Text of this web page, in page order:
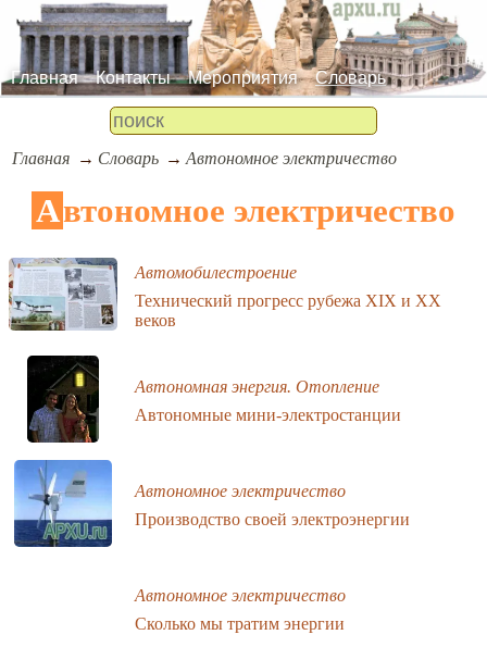
Главная Контакты Мероприятия Словарь
Главная Словарь Автономное электричество
Автономное электричество
Автомобилестроение
Технический прогресс рубежа XIX и XX
веков
Автономная энергия. Отопление
Автономные мини-электростанции
Автономное электричество
Производство своей электроэнергии
Автономное электричество
Сколько мы тратим энергии